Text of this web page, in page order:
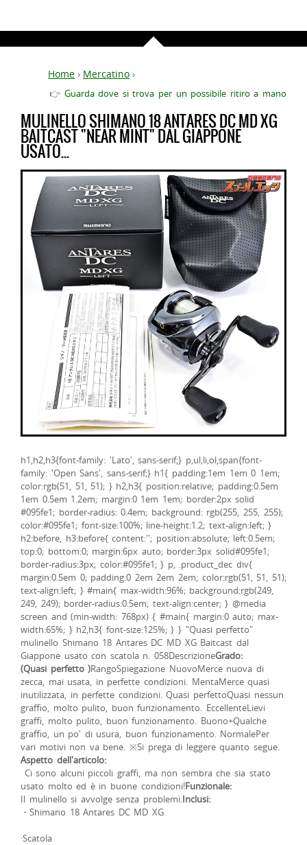
Home › Mercatino ›
👉 Guarda dove si trova per un possibile ritiro a mano
MULINELLO SHIMANO 18 ANTARES DC MD XG
BAITCAST "NEAR MINT" DAL GIAPPONE
USATO...
h1,h2,h3{font-family: 'Lato', sans-serif;} p,ul,li,ol,span{font-
family: 'Open Sans', sans-serif;} h1{ padding:1em 1em 0 1em;
color:rgb(51, 51, 51); } h2,h3{ position:relative; padding:0.5em
1em 0.5em 1.2em; margin:0 1em 1em; border:2px solid
#095fe1; border-radius: 0.4em; background: rgb(255, 255, 255);
color:#095fe1; font-size:100%; line-height:1.2; text-align:left; }
h2:before, h3:before{ content:''; position:absolute; left:0.5em;
top:0; bottom:0; margin:6px auto; border:3px solid#095fe1;
border-radius:3px; color:#095fe1; } p, .product_dec div{
margin:0.5em 0; padding:0 2em 2em 2em; color:rgb(51, 51, 51);
text-align:left; } #main{ max-width:96%; background:rgb(249,
249, 249); border-radius:0.5em; text-align:center; } @media
screen and (min-width: 768px) { #main{ margin:0 auto; max-
width:65%; } h2,h3{ font-size:125%; } } "Quasi perfetto"
mulinello Shimano 18 Antares DC MD XG Baitcast dal
Giappone usato con scatola n. 058DescrizioneGrado:
(Quasi perfetto)RangoSpiegazione NuovoMerce nuova di
zecca, mai usata, in perfette condizioni. MentaMerce quasi
inutilizzata, in perfette condizioni. Quasi perfettoQuasi nessun
graffio, molto pulito, buon funzionamento. EccellenteLievi
graffi, molto pulito, buon funzionamento. Buono+Qualche
graffio, un po' di usura, buon funzionamento. NormalePer
vari motivi non va bene. ※Si prega di leggere quanto segue.
Aspetto dell'articolo:
Ci sono alcuni piccoli graffi, ma non sembra che sia stato
usato molto ed è in buone condizioni!Funzionale:
Il mulinello si avvolge senza problemi.Inclusi:
・Shimano 18 Antares DC MD XG
·Scatola